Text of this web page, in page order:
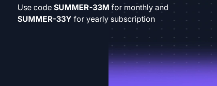
Use code SUMMER-33M for monthly and
SUMMER-33Y for yearly subscription